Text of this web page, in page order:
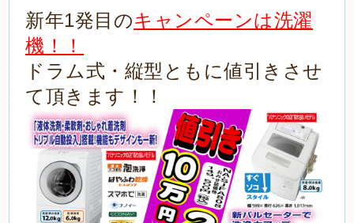
新年1発目のキャンペーンは洗濯
機！！
ドラム式・縦型ともに値引きさせ
て頂きます！！